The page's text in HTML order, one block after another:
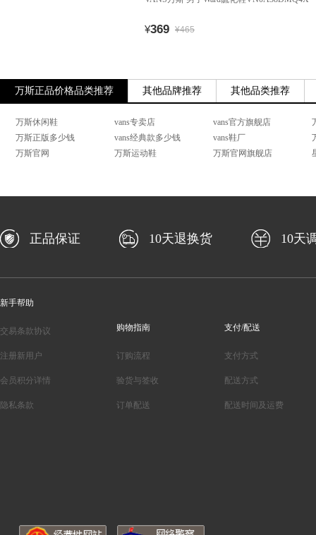
¥369 ¥465
万斯正品价格品类推荐 其他品牌推荐 其他品类推荐
万斯休闲鞋 vans专卖店 vans官方旗舰店
万斯正版多少钱
vans经典款多少钱 vans鞋厂
万斯官网
万斯运动鞋 万斯官网旗舰店
正品保证 10天退换货 10天
新手帮助
交易条款协议
注册新用户
会员积分详情
隐私条款
购物指南
订购流程
验货与签收
订单配送
支付/配送
支付方式
配送方式
配送时间及运费